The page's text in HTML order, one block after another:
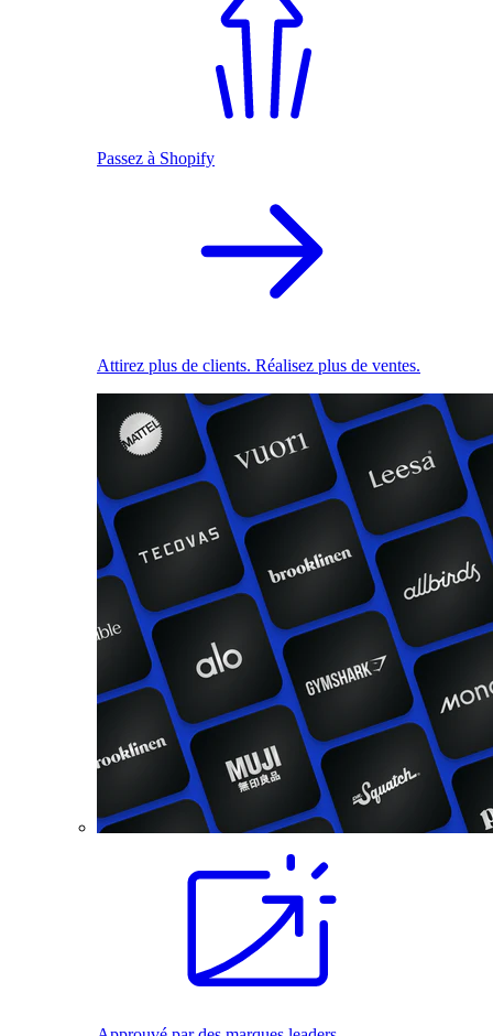
Passez à Shopify
Attirez plus de clients. Réalisez plus de ventes.